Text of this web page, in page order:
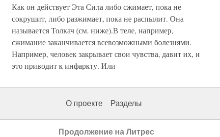
Как он действует Эта Сила либо сжимает, пока не
сокрушит, либо разжимает, пока не распылит. Она
называется Толкач (см. ниже).В теле, например,
сжимание заканчивается всевозможными болезнями.
Например, человек закрывает свои чувства, давит их, и
это приводит к инфаркту. Или
О проекте Разделы
Продолжение на Литрес